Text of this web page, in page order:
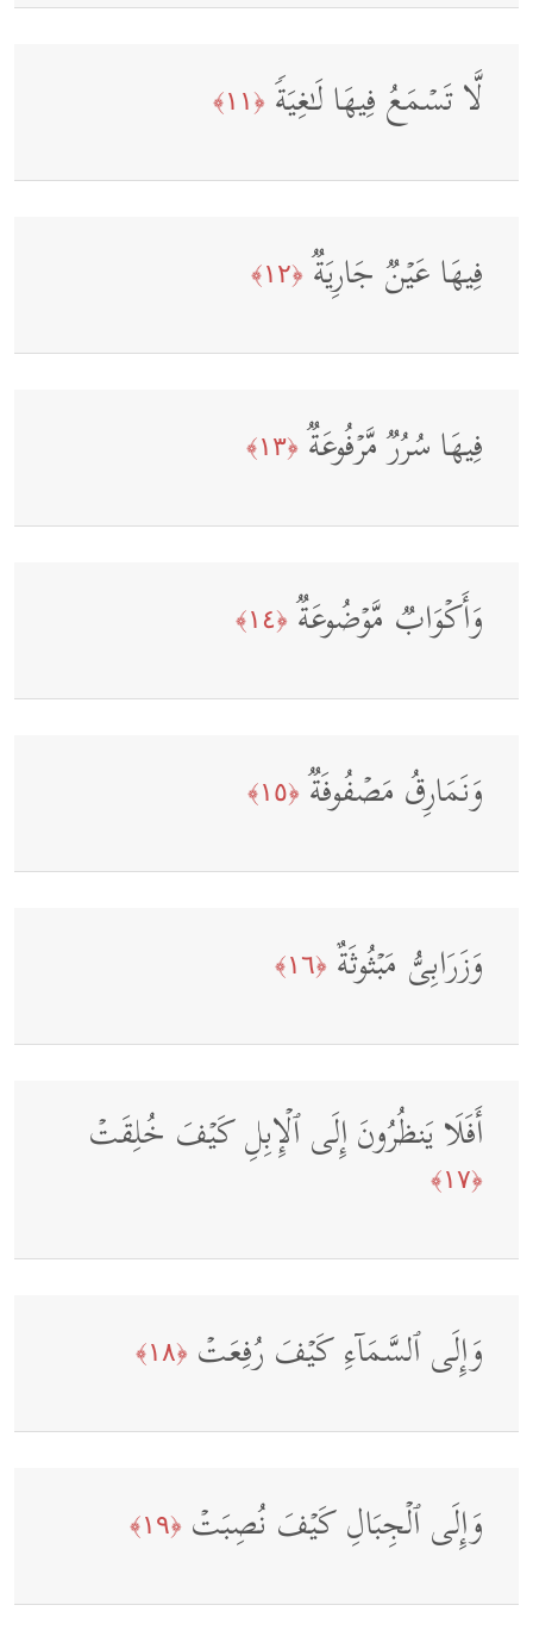
لَّا تَسۡمَعُ فِیهَا لَـٰغِیَةࣰ ﴿١١﴾
فِیهَا عَیۡنࣱ جَارِیَةࣱ ﴿١٢﴾
فِیهَا سُرُرࣱ مَّرۡفُوعَةࣱ ﴿١٣﴾
وَأَكۡوَابࣱ مَّوۡضُوعَةࣱ ﴿١٤﴾
وَنَمَارِقُ مَصۡفُوفَةࣱ ﴿١٥﴾
وَزَرَابِیُّ مَبۡثُوثَةٌ ﴿١٦﴾
أَفَلَا یَنظُرُونَ إِلَى ٱلۡإِبِلِ كَیۡفَ خُلِقَتۡ
﴿١٧﴾
وَإِلَى ٱلسَّمَاۤءِ كَیۡفَ رُفِعَتۡ ﴿١٨﴾
وَإِلَى ٱلۡجِبَالِ كَیۡفَ نُصِبَتۡ ﴿١٩﴾